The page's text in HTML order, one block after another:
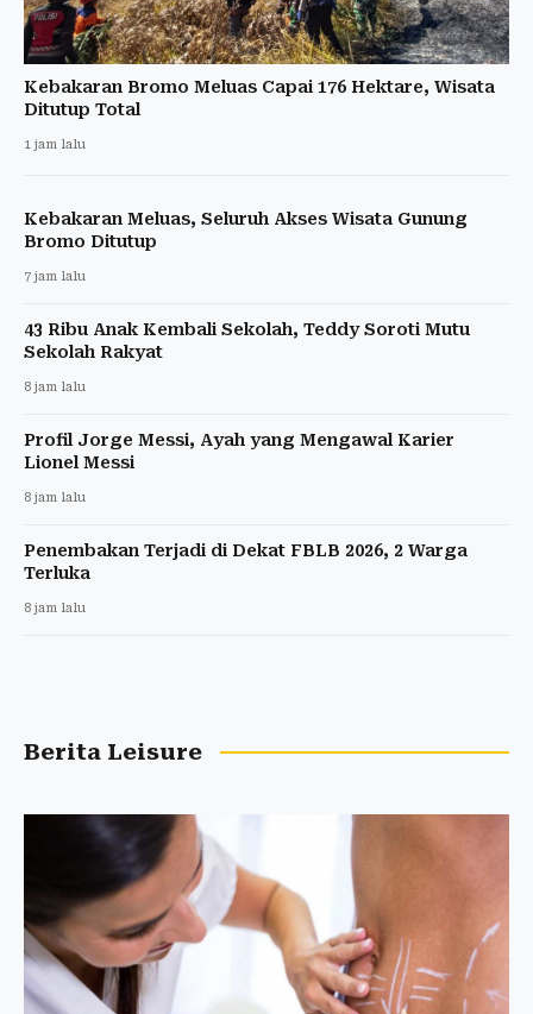
Kebakaran Bromo Meluas Capai 176 Hektare, Wisata
Ditutup Total
1 jam lalu
Kebakaran Meluas, Seluruh Akses Wisata Gunung
Bromo Ditutup
7 jam lalu
43 Ribu Anak Kembali Sekolah, Teddy Soroti Mutu
Sekolah Rakyat
8 jam lalu
Profil Jorge Messi, Ayah yang Mengawal Karier
Lionel Messi
8 jam lalu
Penembakan Terjadi di Dekat FBLB 2026, 2 Warga
Terluka
8 jam lalu
Berita Leisure